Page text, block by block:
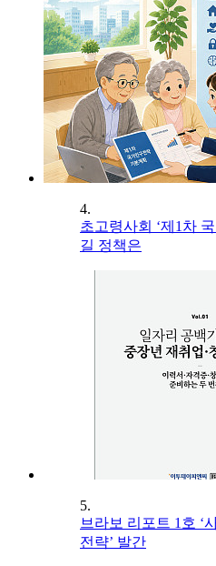
4.
초고령사회 ‘제1차
길 정책은
5.
브라보 리포트 1호 ‘
전략’ 발간